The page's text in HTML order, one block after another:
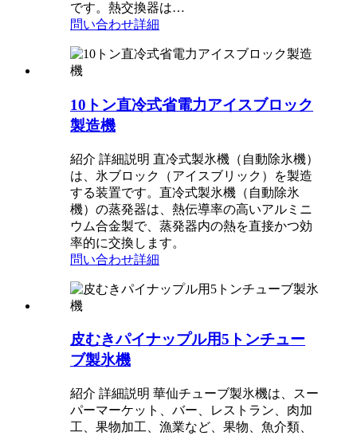
です。熱交換器は…
問い合わせ詳細
10トン直冷式省電力アイスブロック
製造機
紹介 詳細説明 直冷式製氷機（自動除氷機）
は、氷ブロック（アイスブリック）を製造
する装置です。直冷式製氷機（自動除氷
機）の蒸発器は、熱伝導率の高いアルミニ
ウム合金製で、蒸発器内の熱を直接かつ効
率的に交換します。
問い合わせ詳細
皮むきパイナップル用5トンチュー
ブ製氷機
紹介 詳細説明 華仙チューブ製氷機は、スー
パーマーケット、バー、レストラン、肉加
工、果物加工、漁業など、果物、魚介類、